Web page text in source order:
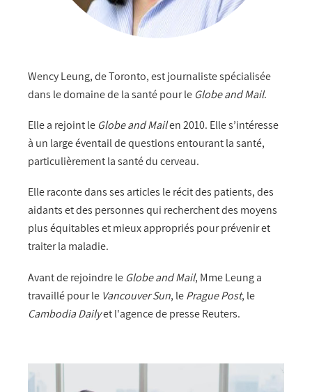
Wency Leung, de Toronto, est journaliste spécialisée
dans le domaine de la santé pour le Globe and Mail.
Elle a rejoint le Globe and Mailen 2010. Elle s’intéresse
à un large éventail de questions entourant la santé,
particulièrement la santé du cerveau.
Elle raconte dans ses articles le récit des patients, des
aidants et des personnes qui recherchent des moyens
plus équitables et mieux appropriés pour prévenir et
traiter la maladie.
Avant de rejoindre le Globe and Mail, Mme Leung a
travaillé pour le Vancouver Sun, lePrague Post, le
Cambodia Dailyet l'agence de presse Reuters.